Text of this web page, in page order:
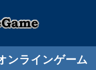
ンラインゲーム